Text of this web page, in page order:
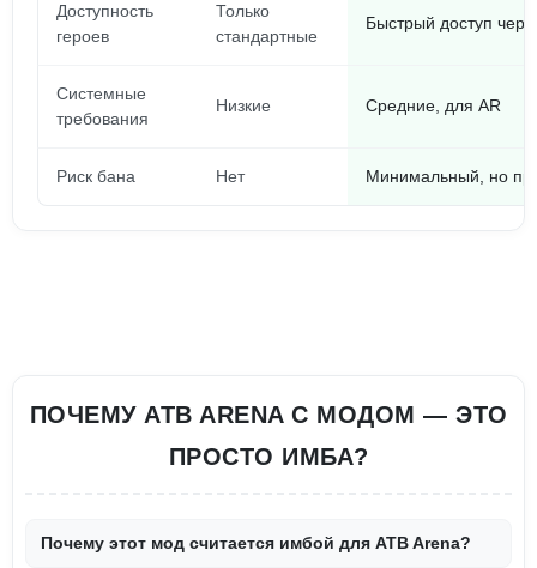
Доступность
героев
Только
стандартные
Быстрый доступ
Системные
требования
Низкие Средние, для AR
Риск бана Нет Минимальный, но
ПОЧЕМУ ATB ARENA С МОДОМ — ЭТО
ПРОСТО ИМБА?
Почему этот мод считается имбой для ATB Arena?